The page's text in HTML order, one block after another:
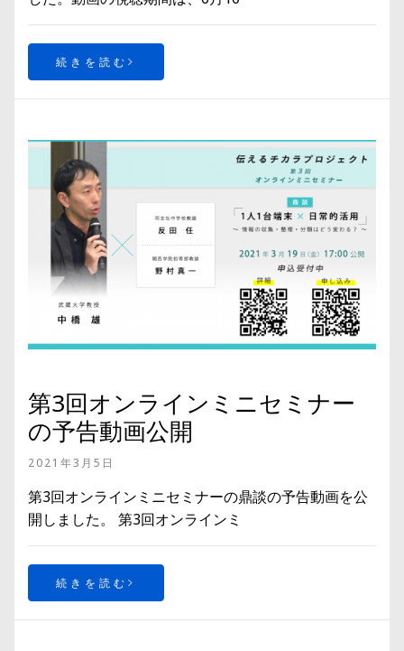
続きを読む
第3回オンラインミニセミナー
の予告動画公開
2021年3月5日
第3回オンラインミニセミナーの鼎談の予告動画を公
開しました。 第3回オンラインミ
続きを読む